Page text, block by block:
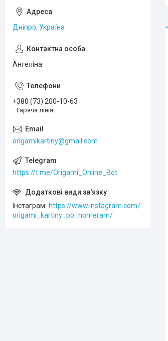
Дніпро, Україна
Ангеліна
+380 (73) 200-10-63
Гаряча лінія
origamikartiny@gmail.com
https://t.me/Origami_Online_Bot
Інстаграм
https://www.instagram.com/
origami_kartiny_po_nomeram/